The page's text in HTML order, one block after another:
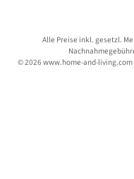
Alle Preise inkl. gesetzl.
© 2026 www.home-and-